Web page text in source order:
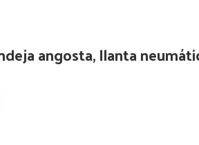
angosta, llanta